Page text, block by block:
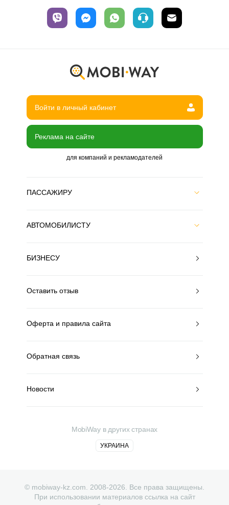
Войти в личный кабинет
Реклама на сайте
для компаний и рекламодателей
ПАССАЖИРУ
АВТОМОБИЛИСТУ
БИЗНЕСУ
Оставить отзыв
Оферта и правила сайта
Обратная связь
Новости
MobiWay в других странах
УКРАИНА
© mobiway-kz.com. 2008-2026. Все права защищены.
При использовании материалов ссылка на сайт